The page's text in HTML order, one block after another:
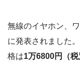
無線のイヤホン、
に発表されました
格は1万6800円（税